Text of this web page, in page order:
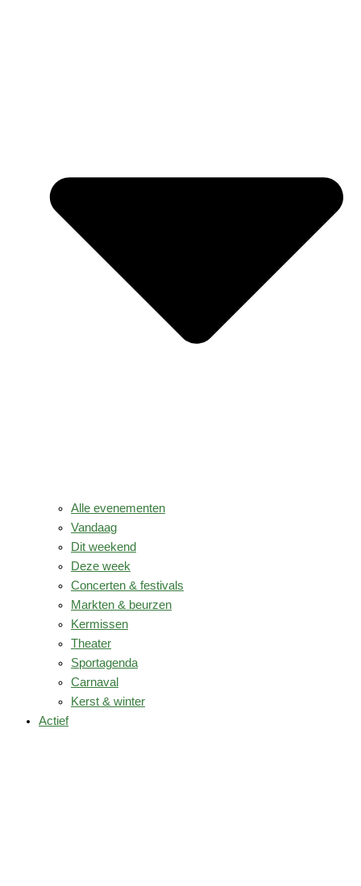
Alle evenementen
Vandaag
Dit weekend
Deze week
Concerten & festivals
Markten & beurzen
Kermissen
Theater
Sportagenda
Carnaval
Kerst & winter
Actief